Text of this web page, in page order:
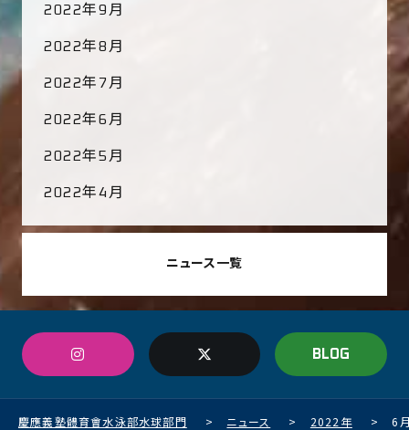
2022年9月
2022年8月
2022年7月
2022年6月
2022年5月
2022年4月
ニュース一覧
BLOG
慶應義塾體育會水泳部水球部門 > ニュース > 2022年 > 6